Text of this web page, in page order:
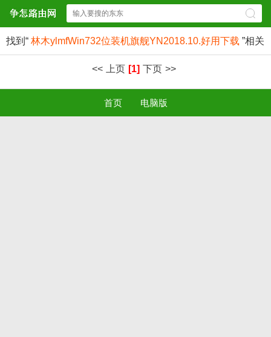
找到“ 林木ylmfWin732位装机旗舰YN2018.10.好用下载 ”相关
<< 上页 [1] 下页 >>
首页 电脑版